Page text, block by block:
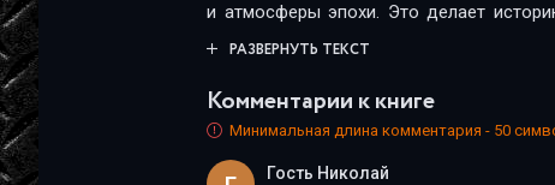
и атмосферы эпохи. Это делает
погружая слушателя в живой, яркий и
создавая эффект присутствия на
важные философские вопросы: что
долгом и личными интересами? Как
РАЗВЕРНУТЬ ТЕКСТ
Комментарии к книге
Минимальная длина комментария - 50
Гость Николай